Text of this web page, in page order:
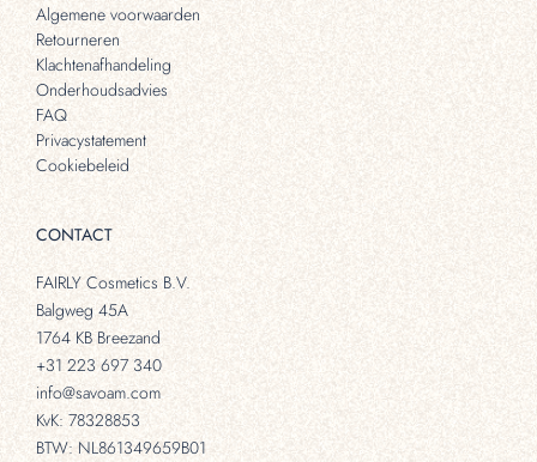
Algemene voorwaarden
Retourneren
Klachtenafhandeling
Onderhoudsadvies
FAQ
Privacystatement
Cookiebeleid
CONTACT
FAIRLY Cosmetics B.V.
Balgweg 45A
1764 KB Breezand
+31 223 697 340
info@savoam.com
KvK: 78328853
BTW: NL861349659B01